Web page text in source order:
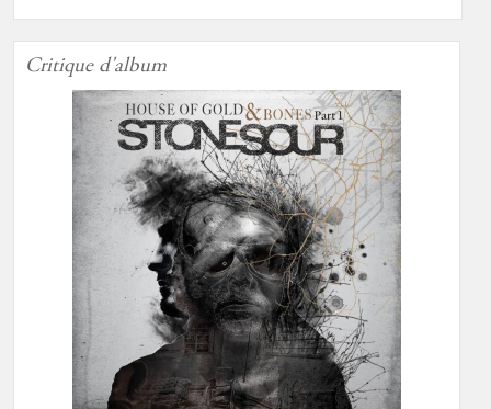
Critique d'album